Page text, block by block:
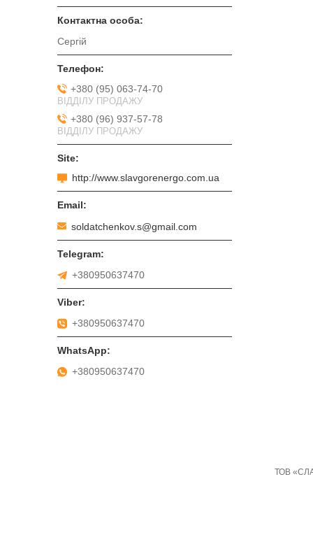
Сергій
+380 (95) 063-74-70
ВІДДІЛУ ПРОДАЖУ
+380 (96) 937-57-78
ВІДДІЛУ ПРОДАЖУ
http://www.slavgorenergo.com.ua
soldatchenkov.s@gmail.com
+380950637470
+380950637470
+380950637470